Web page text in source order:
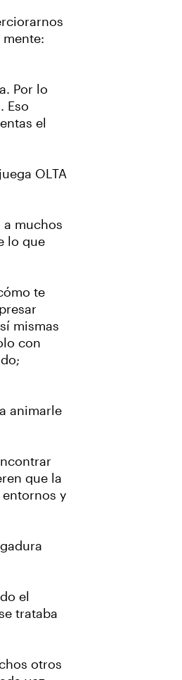
Por lo
Eso
el
OLTA
a muchos
lo que
te
mismas
con
animarle
que la
entornos y
el
trataba
otros